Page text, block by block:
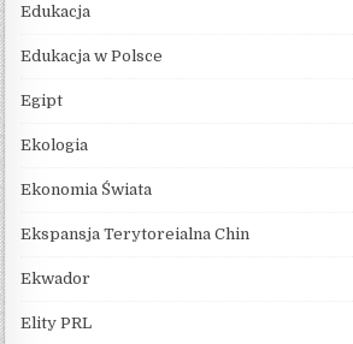
Edukacja
Edukacja w Polsce
Egipt
Ekologia
Ekonomia Świata
Ekspansja Terytoreialna Chin
Ekwador
Elity PRL